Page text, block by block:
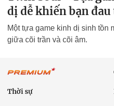
dị dễ khiến bạn
Một tựa game kinh dị sinh
giữa cõi trần và cõi âm.
Thời sự